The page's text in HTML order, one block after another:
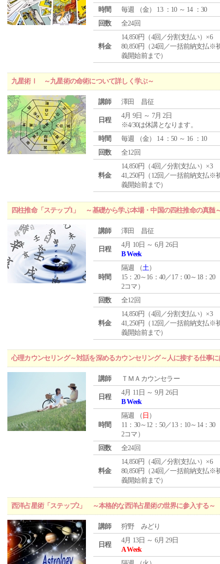
時間
毎週 （金） 13 ：10 ～ 14 ：30
回数
全24回
料金
14,850円（4回／分割支払い）×6
80,850円（24回／一括前納支払※
義開始前まで）
九星術Ⅰ ～九星術の命術について詳しく学ぶ～
講師 澤田 昌征
日程
4月 9日 ～ 7月 2日
※4/30は休講となります。
時間
毎週 （金） 14 ：50 ～ 16 ：10
回数
全12回
料金
14,850円（4回／分割支払い）×3
41,250円（12回／一括前納支払※
義開始前まで）
四柱推命「ステップ1」 ～基礎から学ぶ本場・中国の四柱推命の真髄
講師 澤田 昌征
日程
4月 10日 ～ 6月 26日
B Week
時間
隔週 （土）
15：20～16：40／17：00～18：20
2コマ）
回数
全12回
料金
14,850円（4回／分割支払い）×3
41,250円（12回／一括前納支払※
義開始前まで）
心理カウンセリング～対話を深めるカウンセリング～人に接する仕事
講師 ＴＭＡカウンセラー
日程
4月 11日 ～ 9月 26日
B Week
時間
隔週 （ 日 ）
11：30～12：50／13：10～14：30
2コマ）
回数
全24回
料金
14,850円（4回／分割支払い）×6
80,850円（24回／一括前納支払※
義開始前まで）
西洋占星術「ステップ2」 ～本格的な西洋占星術の世界に参入する～
講師 狩野 みどり
日程
4月 13日 ～ 6月 29日
A Week